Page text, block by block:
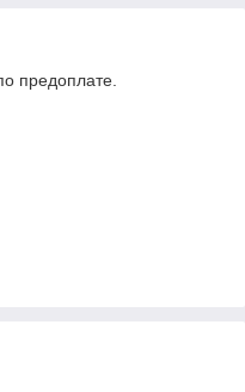
предоплате.